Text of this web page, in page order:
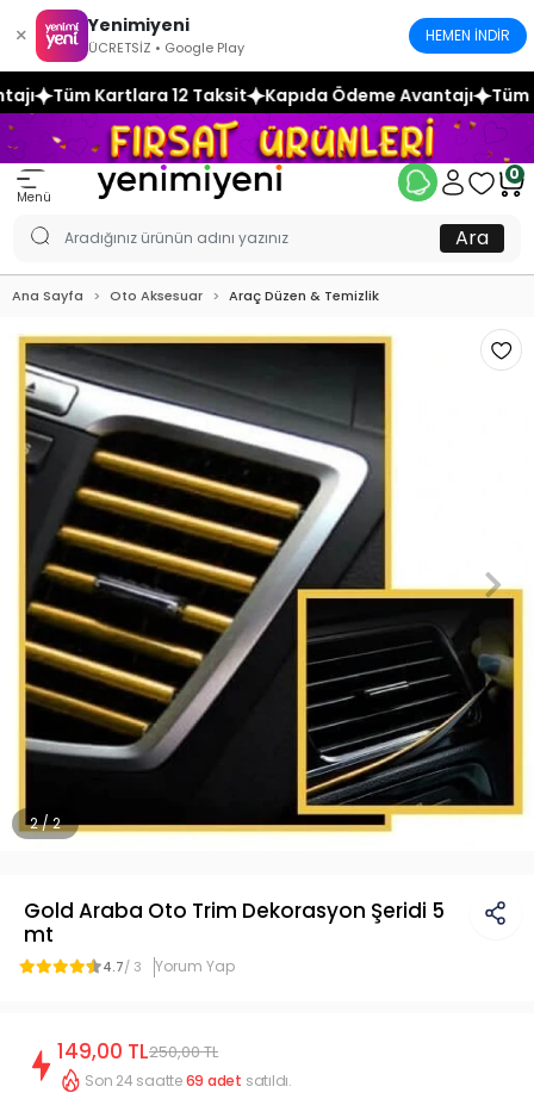
× Yenimiyeni
ÜCRETSİZ • Google Play
HEMEN İNDİR
Taksit Kapıda Ödeme Avantajı Tüm Kartlara 12 Taksit
Menü
0
Ara
Ana Sayfa Oto Aksesuar Araç Düzen & Temizlik
2 / 2
Gold Araba Oto Trim Dekorasyon Şeridi 5
mt
4.7/ 3 Yorum Yap
149,00 TL250,00 TL
Son 24 saatte69 adet satıldı.